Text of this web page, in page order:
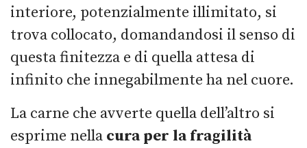
interiore, potenzialmente illimitato, si
trova collocato, domandandosi il senso di
questa finitezza e di quella attesa di
infinito che innegabilmente ha nel cuore.
La carne che avverte quella dell’altro si
esprime nella cura per la fragilità